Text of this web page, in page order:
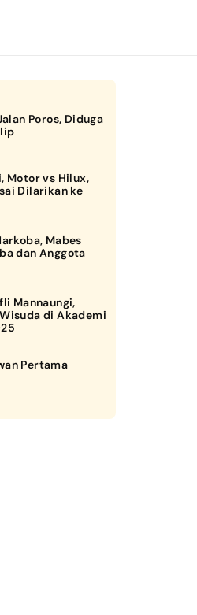
Poros, Diduga
Motor vs Hilux,
Dilarikan ke
Mabes
dan Anggota
Mannaungi,
di Akademi
Pertama